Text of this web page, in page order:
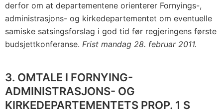
derfor om at departementene orienterer Fornyings-,
administrasjons- og kirkedepartementet om eventuelle
samiske satsingsforslag i god tid før regjeringens første
budsjettkonferanse. Frist mandag 28. februar 2011.
3. OMTALE I FORNYING-
ADMINISTRASJONS- OG
KIRKEDEPARTEMENTETS PROP. 1 S